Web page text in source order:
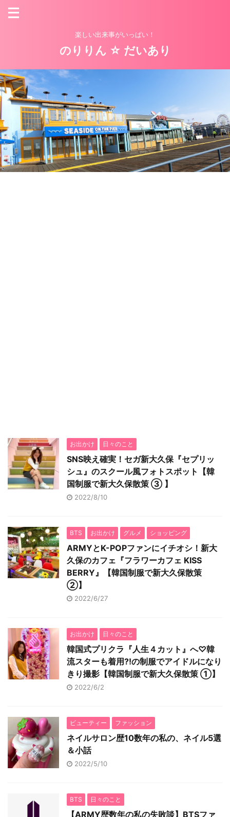
楽しい出来事がいっぱい！
のりりん ☆ だいあり
お出かけ 日々のこと
SNS映え確実！セガ新大久保『セプリッ
シュ』のスクール風フォトスポット【韓
国制服で新大久保散策 ③ 】
2022/8/10
BTS お出かけ グルメ ショッピング
ARMYとK-POPファンにイチオシ！新大
久保のカフェ『フラワーカフェ KISS
BERRY』【韓国制服で新大久保散策
②】
2022/6/27
お出かけ 日々のこと
韓国式プリクラ『人生４カット』へ♡韓
流スターも着用⁈の制服でアイドルになり
きり撮影【韓国制服で新大久保散策 ①】
2022/6/2
ビューティー ファッション
ネイルサロン歴10数年の私の、ネイル5選
＆小話
2022/5/10
BTS 日々のこと
【ARMY歴数年の私の失敗談】BTSファ